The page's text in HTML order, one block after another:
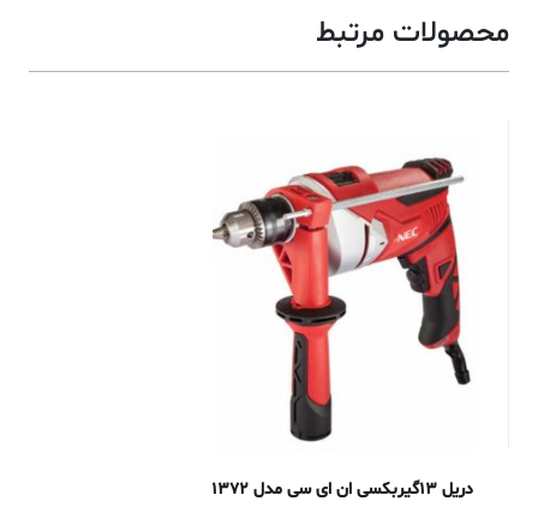
محصولات مرتبط
دریل 13گیربکسی ان ای سی مدل 1372